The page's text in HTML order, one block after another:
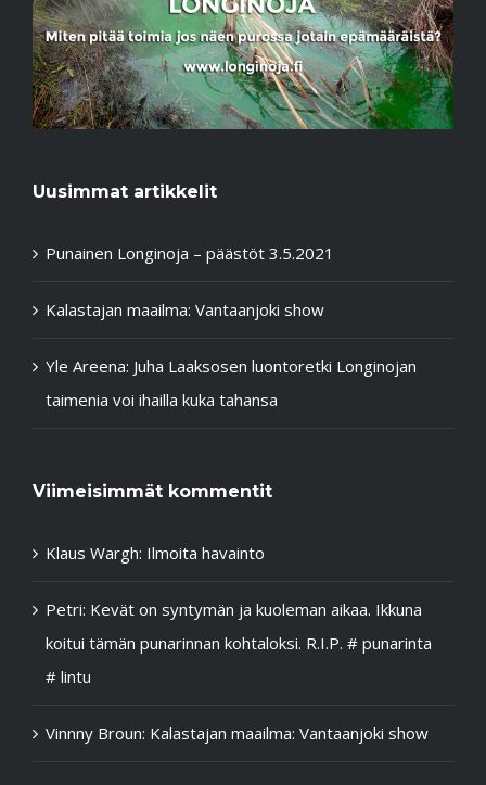
Uusimmat artikkelit
Punainen Longinoja – päästöt 3.5.2021
Kalastajan maailma: Vantaanjoki show
Yle Areena: Juha Laaksosen luontoretki Longinojan
taimenia voi ihailla kuka tahansa
Viimeisimmät kommentit
Klaus Wargh: Ilmoita havainto
Petri: Kevät on syntymän ja kuoleman aikaa. Ikkuna
koitui tämän punarinnan kohtaloksi. R.I.P. # punarinta
# lintu
Vinnny Broun: Kalastajan maailma: Vantaanjoki show